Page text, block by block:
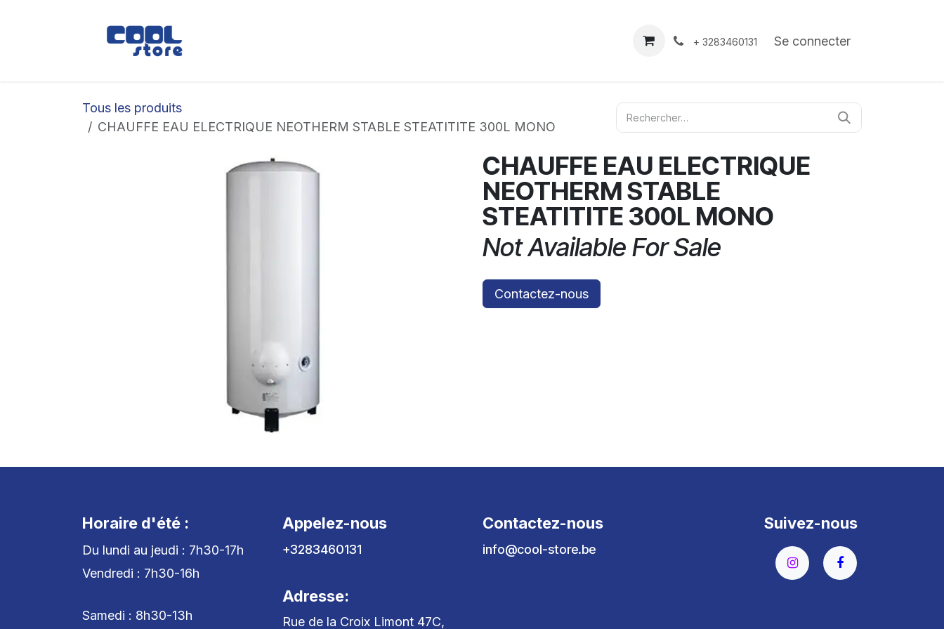
À propos Contact
+ 3283460131 Se connecter
Tous les produits
CHAUFFE EAU ELECTRIQUE NEOTHERM STABLE STEATITITE 300L MONO
CHAUFFE EAU ELECTRIQUE
NEOTHERM STABLE
STEATITITE 300L MONO
Not Available For Sale
Contactez-nous
Horaire d'été :
Du lundi au jeudi : 7h30-17h
Vendredi : 7h30-16h
Samedi : 8h30-13h
Appelez-nous
+3283460131
Adresse:
Rue de la Croix Limont 47C,
Contactez-nous
info@cool-store.be
Suivez-nous